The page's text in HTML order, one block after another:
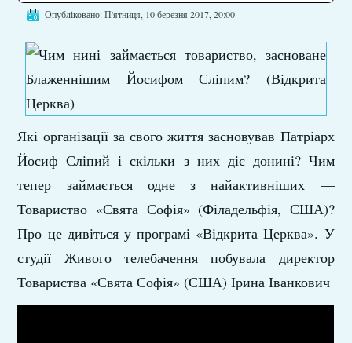
Опубліковано: П'ятниця, 10 березня 2017, 20:00
Які організації за свого життя засновував Патріарх
Йосиф Сліпий і скільки з них діє донині? Чим
тепер займається одне з найактивніших —
Товариство «Свята Софія» (Філадельфія, США)?
Про це дивіться у програмі «Відкрита Церква». У
студії Живого телебачення побувала директор
Товариства «Свята Софія» (США) Ірина Іванкович